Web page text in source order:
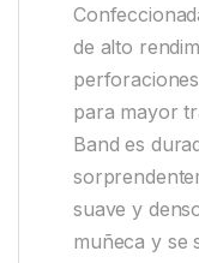
de alto
para mayor
Band es
suave y
muñeca y se